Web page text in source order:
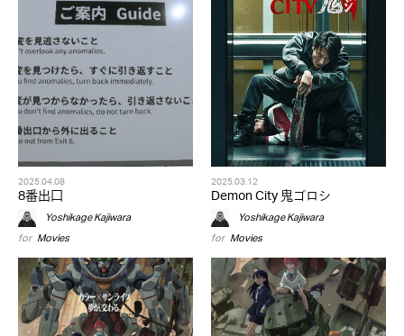
2025.04.08
8番出口
Yoshikage Kajiwara
for Movies
2025.03.12
Demon City 鬼ゴロシ
Yoshikage Kajiwara
for Movies